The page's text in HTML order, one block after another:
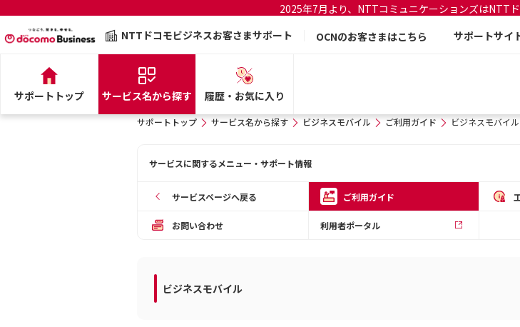
2025年7月より、NTTコミュニケーションズはNTT
NTTドコモビジネスお客さまサポート
OCNのお客さまはこちら サポートサイ
サポートトップ サービス名から探す 履歴・お気に入り
サポートトップ サービス名から探す ビジネスモバイル ご利用ガイド ビジネスモバイ
サービスに関するメニュー・サポート情報
サービスページへ戻る ご利用ガイド
お問い合わせ 利用者ポータル
ビジネスモバイル